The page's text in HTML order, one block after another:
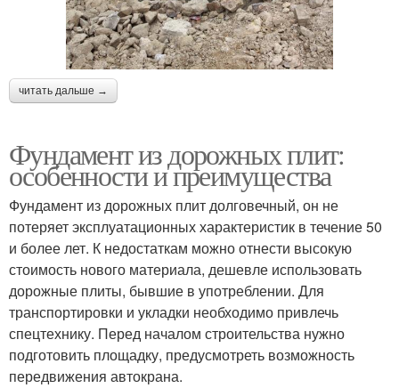
читать дальше →
Фундамент из дорожных плит:
особенности и преимущества
Фундамент из дорожных плит долговечный, он не
потеряет эксплуатационных характеристик в течение 50
и более лет. К недостаткам можно отнести высокую
стоимость нового материала, дешевле использовать
дорожные плиты, бывшие в употреблении. Для
транспортировки и укладки необходимо привлечь
спецтехнику. Перед началом строительства нужно
подготовить площадку, предусмотреть возможность
передвижения автокрана.